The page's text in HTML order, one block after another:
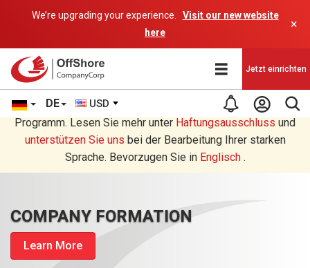
We’re upgrading your experience.
Visit our new website
here
×
DE USD
Jetzt einrichten
Sie lesen eine Deutsche Übersetzung durch ein AI-
Programm. Lesen Sie mehr unter Haftungsausschluss und
unterstützen Sie uns bei der Bearbeitung Ihrer starken
Sprache. Bevorzugen Sie in Englisch.
COMPANY FORMATION
Learn More